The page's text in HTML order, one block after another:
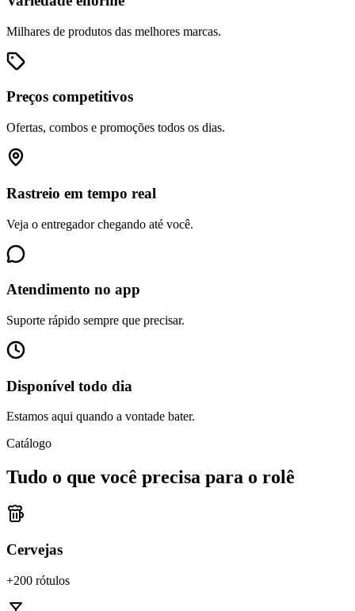
Milhares de produtos das melhores marcas.
Preços competitivos
Ofertas, combos e promoções todos os dias.
Rastreio em tempo real
Veja o entregador chegando até você.
Atendimento no app
Suporte rápido sempre que precisar.
Disponível todo dia
Estamos aqui quando a vontade bater.
Catálogo
Tudo o que você precisa para o rolê
Cervejas
+200 rótulos